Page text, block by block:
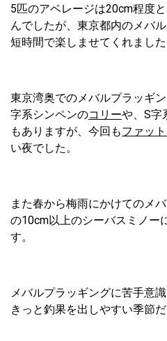
5匹のアベレージは20cm程度
んでしたが、東京都内のメバ
短時間で楽しませてくれました
東京湾奥でのメバルプラッギ
字系シンペンのコリーや、S字
もありますが、今回もファッ
い夜でした。
また春から梅雨にかけてのメバ
の10cm以上のシーバスミノー
す。
メバルプラッギングに苦手意
きっと釣果を出しやすい季節だ